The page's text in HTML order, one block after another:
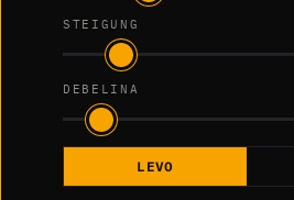
STEIGUNG
DEBELINA
LEVO